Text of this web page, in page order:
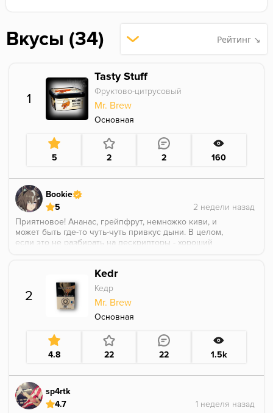
Вкусы (34) Рейтинг ↘
1
Tasty Stuff
Фруктово-цитрусовый
Mr. Brew
Основная
5 2 2 160
Bookie
5
Приятновое! Ананас, грейпфрут, немножко киви, и
может быть где-то чуть-чуть привкус дыни. В целом,
если это не разбирать на дескрипторы - хороший
2
Kedr
Кедр
Mr. Brew
Основная
4.8 22 22 1.5k
sp4rtk
4.7